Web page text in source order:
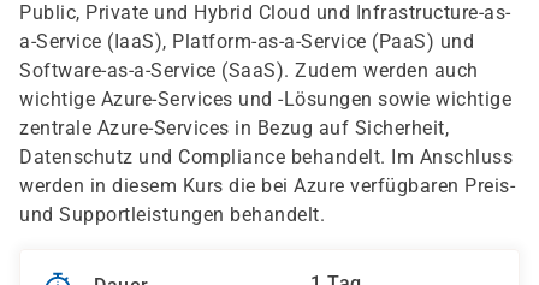
Public, Private und Hybrid Cloud und Infrastructure-as-
a-Service (IaaS), Platform-as-a-Service (PaaS) und
Software-as-a-Service (SaaS). Zudem werden auch
wichtige Azure-Services und -Lösungen sowie wichtige
zentrale Azure-Services in Bezug auf Sicherheit,
Datenschutz und Compliance behandelt. Im Anschluss
werden in diesem Kurs die bei Azure verfügbaren Preis-
und Supportleistungen behandelt.